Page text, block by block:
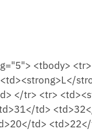
<tbody>
</tr> <tr>
td>
td>